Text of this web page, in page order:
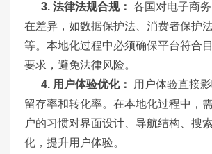
3. 法律法规合规： 各国对电子商
在差异，如数据保护法、消费者保护
等。本地化过程中必须确保平台符合
要求，避免法律风险。
4. 用户体验优化：
用户体验直接
留存率和转化率。在本地化过程中，
户的习惯对界面设计、导航结构、搜
化，提升用户体验。